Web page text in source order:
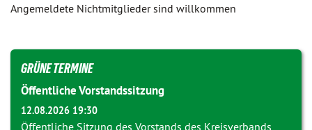
Angemeldete Nichtmitglieder sind willkommen
GRÜNE TERMINE
Öffentliche Vorstandssitzung
12.08.2026 19:30
Öffentliche Sitzung des Vorstands des Kreisverbands